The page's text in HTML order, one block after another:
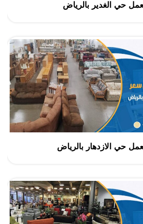
حي الغدير بالرياض
حي الازدهار بالرياض